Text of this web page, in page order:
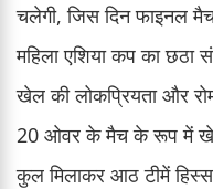
चलेगी, जिस दिन फाइनल
महिला एशिया कप का छठा
खेल की लोकप्रियता और
20 ओवर के मैच के रूप में
कुल मिलाकर आठ टीमें